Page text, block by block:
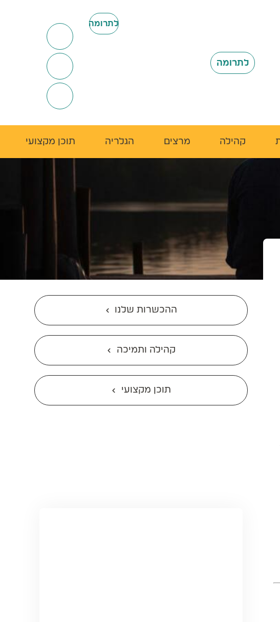
לתרומה
לתרומה
קהילה מרצים הגלריה תוכן מקצועי
ההכשרות שלנו
קהילה ותמיכה
תוכן מקצועי